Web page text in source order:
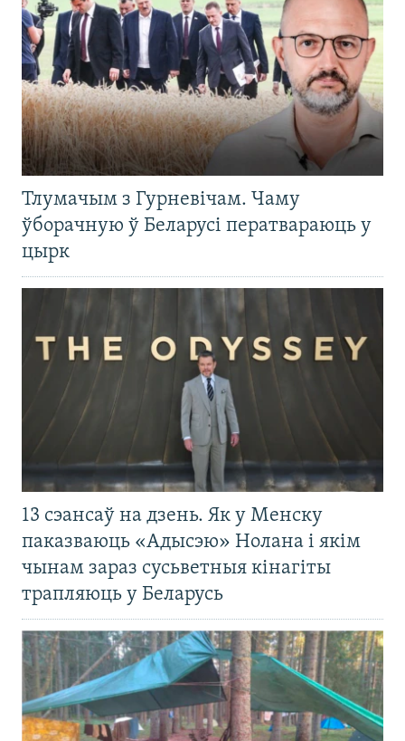
Тлумачым з Гурневічам. Чаму
ўборачную ў Беларусі ператвараюць у
цырк
13 сэансаў на дзень. Як у Менску
паказваюць «Адысэю» Нолана і якім
чынам зараз сусьветныя кінагіты
трапляюць у Беларусь